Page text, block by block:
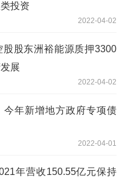
投资
2022-04-02
股股东洲裕能源质押3300
展
2022-04-02
今年新增地方政府专项债
2022-04-01
年营收150.55亿元保持